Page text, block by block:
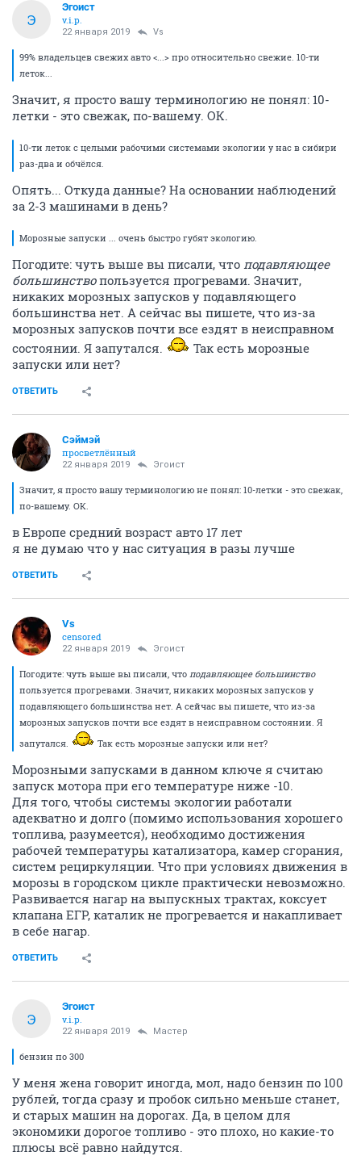
Э
Эгоист
v.i.p.
22 января 2019 Vs
99% владельцев свежих авто <...> про относительно свежие. 10-ти
леток...
Значит, я просто вашу терминологию не понял: 10-
летки - это свежак, по-вашему. ОК.
10-ти леток с целыми рабочими системами экологии у нас в сибири
раз-два и обчёлся.
Опять... Откуда данные? На основании наблюдений
за 2-3 машинами в день?
Морозные запуски ... очень быстро губят экологию.
Погодите: чуть выше вы писали, что подавляющее
большинствопользуется прогревами. Значит,
никаких морозных запусков у подавляющего
большинства нет. А сейчас вы пишете, что из-за
морозных запусков почти все ездят в неисправном
состоянии. Я запутался.
Так есть морозные
запуски или нет?
ОТВЕТИТЬ
Сэймэй
просветлённый
22 января 2019 Эгоист
Значит, я просто вашу терминологию не понял: 10-летки - это свежак,
по-вашему. ОК.
в Европе средний возраст авто 17 лет
я не думаю что у нас ситуация в разы лучше
ОТВЕТИТЬ
Vs
censored
22 января 2019 Эгоист
Погодите: чуть выше вы писали, что подавляющее большинство
пользуется прогревами. Значит, никаких морозных запусков у
подавляющего большинства нет. А сейчас вы пишете, что из-за
морозных запусков почти все ездят в неисправном состоянии. Я
запутался.
Так есть морозные запуски или нет?
Морозными запусками в данном ключе я считаю
запуск мотора при его температуре ниже -10.
Для того, чтобы системы экологии работали
адекватно и долго (помимо использования хорошего
топлива, разумеется), необходимо достижения
рабочей температуры катализатора, камер сгорания,
систем рециркуляции. Что при условиях движения в
морозы в городском цикле практически невозможно.
Развивается нагар на выпускных трактах, коксует
клапана ЕГР, каталик не прогревается и накапливает
в себе нагар.
ОТВЕТИТЬ
Э
Эгоист
v.i.p.
22 января 2019 Мастер
бензин по 300
У меня жена говорит иногда, мол, надо бензин по 100
рублей, тогда сразу и пробок сильно меньше станет,
и старых машин на дорогах. Да, в целом для
экономики дорогое топливо - это плохо, но какие-то
плюсы всё равно найдутся.